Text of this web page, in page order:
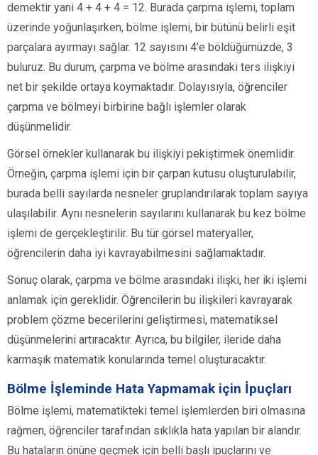
demektir yani 4 + 4 + 4 = 12. Burada çarpma işlemi, toplam
üzerinde yoğunlaşırken, bölme işlemi, bir bütünü belirli eşit
parçalara ayırmayı sağlar. 12 sayısını 4’e böldüğümüzde, 3
buluruz. Bu durum, çarpma ve bölme arasındaki ters ilişkiyi
net bir şekilde ortaya koymaktadır. Dolayısıyla, öğrenciler
çarpma ve bölmeyi birbirine bağlı işlemler olarak
düşünmelidir.
Görsel örnekler kullanarak bu ilişkiyi pekiştirmek önemlidir.
Örneğin, çarpma işlemi için bir çarpan kutusu oluşturulabilir,
burada belli sayılarda nesneler gruplandırılarak toplam sayıya
ulaşılabilir. Aynı nesnelerin sayılarını kullanarak bu kez bölme
işlemi de gerçekleştirilir. Bu tür görsel materyaller,
öğrencilerin daha iyi kavrayabilmesini sağlamaktadır.
Sonuç olarak, çarpma ve bölme arasındaki ilişki, her iki işlemi
anlamak için gereklidir. Öğrencilerin bu ilişkileri kavrayarak
problem çözme becerilerini geliştirmesi, matematiksel
düşünmelerini artıracaktır. Ayrıca, bu bilgiler, ileride daha
karmaşık matematik konularında temel oluşturacaktır.
Bölme İşleminde Hata Yapmamak için İpuçları
Bölme işlemi, matematikteki temel işlemlerden biri olmasına
rağmen, öğrenciler tarafından sıklıkla hata yapılan bir alandır.
Bu hataların önüne geçmek için belli başlı ipuçlarını ve